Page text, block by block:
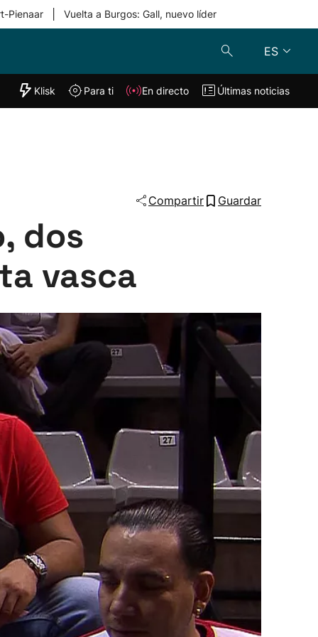
Pienaar Vuelta a Burgos: Gall, nuevo líder
ES
"Helmuga"
Klisk En directo
Klisk Para ti En directo Últimas noticias
Compartir Guardar
dos
vasca